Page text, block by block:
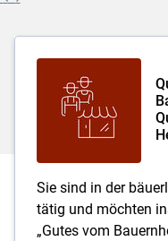
Sie sind in der
tätig und möchten
„Gutes vom